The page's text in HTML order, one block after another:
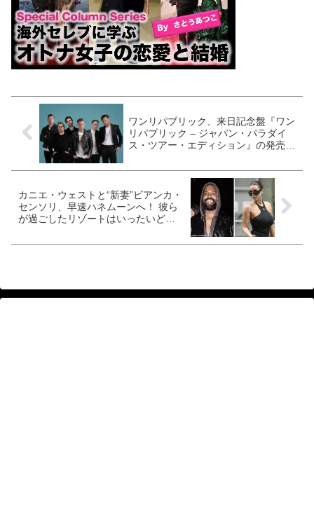
ワンリパブリック、来日記念盤『ワン
リパブリック – ジャパン・パラダイ
ス・ツアー・エディション』の発売が
ト＆グリート企画も開催
カニエ・ウェストと“新妻”ビアンカ・
センソリ、早速ハネムーンへ！ 彼ら
が過ごしたリゾートはいったいど